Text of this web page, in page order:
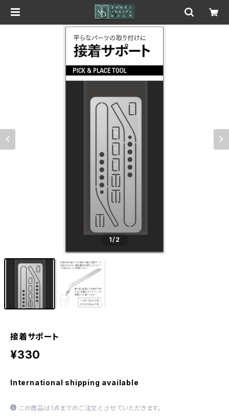
1/2
接着サポート
¥330
International shipping available
この商品は1点までのご注文とさせていただきます。